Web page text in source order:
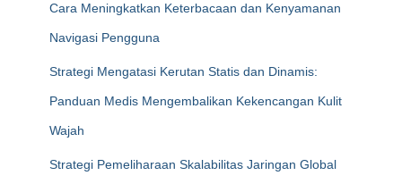
Cara Meningkatkan Keterbacaan dan Kenyamanan
Navigasi Pengguna
Strategi Mengatasi Kerutan Statis dan Dinamis:
Panduan Medis Mengembalikan Kekencangan Kulit
Wajah
Strategi Pemeliharaan Skalabilitas Jaringan Global